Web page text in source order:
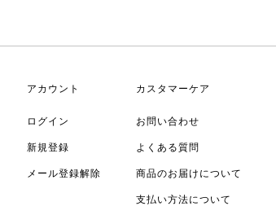
アカウント
ログイン
新規登録
メール登録解除
カスタマーケア
お問い合わせ
よくある質問
商品のお届けについて
支払い方法について